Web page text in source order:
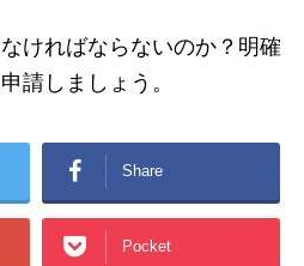
ければならないのか？明確
請しましょう。
Share
Pocket